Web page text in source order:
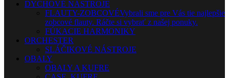
DYCHOVÉ NÁSTROJE
FLAUTY-ZOBCOVÉVybrali sme pre Vás tie najlepšie
zobcové flauty. Ráčte si vybrať z našej ponuky.
FÚKACIE HARMONIKY
ORCHESTER
SLÁČIKOVÉ NÁSTROJE
OBALY
OBALY A KUFRE